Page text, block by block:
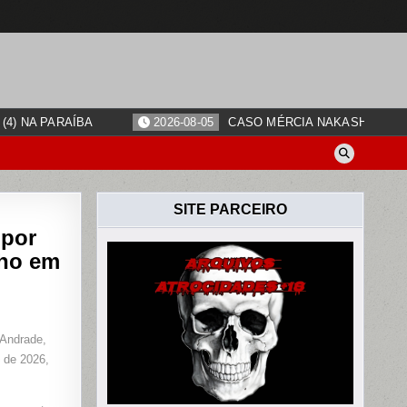
NA PARAÍBA 2026-08-05 CASO MÉRCIA NAKASHIMA:
em
2026,
SITE PARCEIRO